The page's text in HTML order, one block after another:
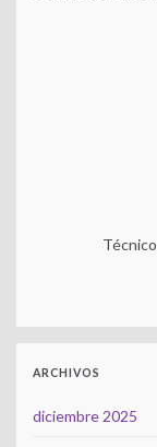
ARCHIVOS
diciembre 2025